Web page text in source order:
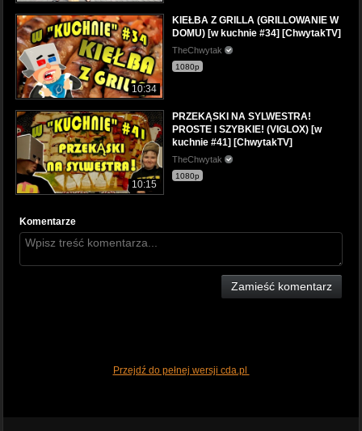
10:34
KIEŁBA Z GRILLA (GRILLOWANIE W
DOMU) [w kuchnie #34] [ChwytakTV]
TheChwytak
1080p
10:15
PRZEKĄSKI NA SYLWESTRA!
PROSTE I SZYBKIE! (VIGLOX) [w
kuchnie #41] [ChwytakTV]
TheChwytak
1080p
Komentarze
Zamieść komentarz
Przejdź do pełnej wersji cda.pl